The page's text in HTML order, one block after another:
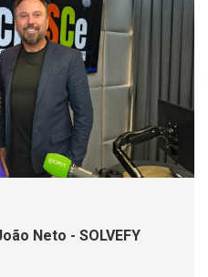
Neto - SOLVEFY